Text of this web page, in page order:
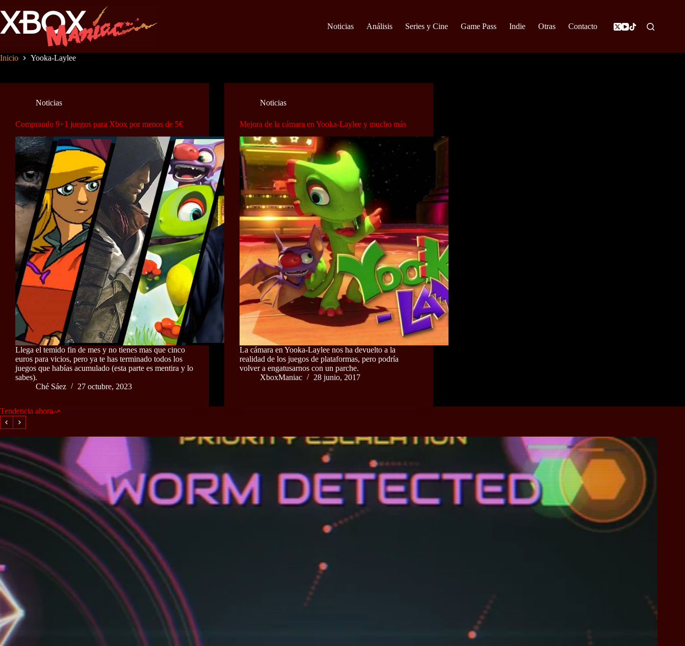
al
contenido
Noticias Análisis Series y Cine Game Pass Indie Otras Contacto
Inicio Yooka-Laylee
Noticias
Comprando 9+1 juegos para Xbox por menos de 5€
Llega el temido fin de mes y no tienes mas que cinco
euros para vicios, pero ya te has terminado todos los
juegos que habías acumulado (esta parte es mentira y lo
sabes).
Ché Sáez
27 octubre, 2023
Noticias
Mejora de la cámara en Yooka-Laylee y mucho más
La cámara en Yooka-Laylee nos ha devuelto a la
realidad de los juegos de plataformas, pero podría
volver a engatusarnos con un parche.
XboxManiac
28 junio, 2017
Tendencia ahora